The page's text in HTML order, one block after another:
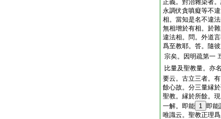
正義。對治雜染者
永調伏貪嗔癡等不
相。當知是名不違
無相增於有相。於
違法相。問。外道
爲至教耶。答。隨
宗矣。因明疏第一
比量及聖教量。亦
要云。古立三者。
餘心故。分三量縁
聖教。縁於所餘。
一解。即能 1 即能
唯識云。聖教正理